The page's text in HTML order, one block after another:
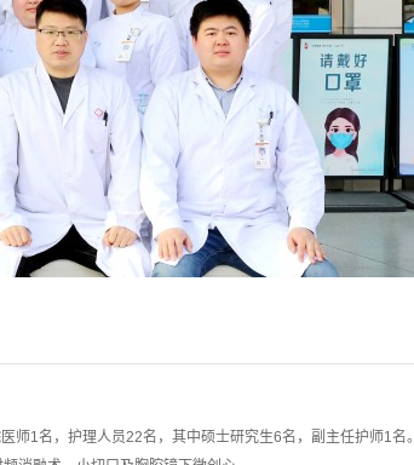
1名，护理人员22名，其中硕士研究生6名，副主任护师1名。